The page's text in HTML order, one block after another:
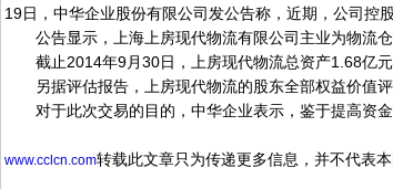
19日，中华企业股份有限公司发公告称，近期，公司控
公告显示，上海上房现代物流有限公司主业为物流仓
截止2014年9月30日，上房现代物流总资产1.68亿元
另据评估报告，上房现代物流的股东全部权益价值评
对于此次交易的目的，中华企业表示，鉴于提高资金
www.cclcn.com转载此文章只为传递更多信息，并不代表